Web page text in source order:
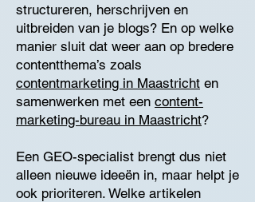
structureren, herschrijven en
uitbreiden van je blogs? En op welke
manier sluit dat weer aan op bredere
contentthema’s zoals
contentmarketing in Maastricht en
samenwerken met een content-
marketing-bureau in Maastricht?
Een GEO-specialist brengt dus niet
alleen nieuwe ideeën in, maar helpt je
ook prioriteren. Welke artikelen